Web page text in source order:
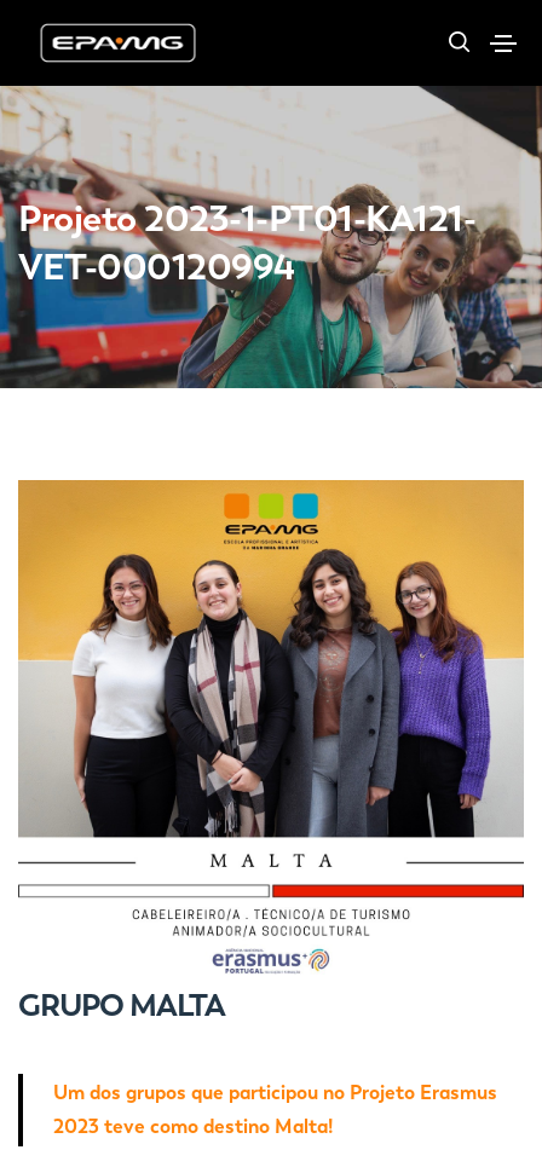
Projeto 2023-1-PT01-KA121-
VET-000120994
GRUPO MALTA
Um dos grupos que participou no Projeto Erasmus
2023 teve como destino Malta!